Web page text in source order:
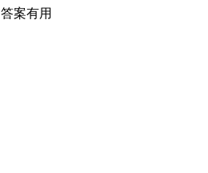
答案有用